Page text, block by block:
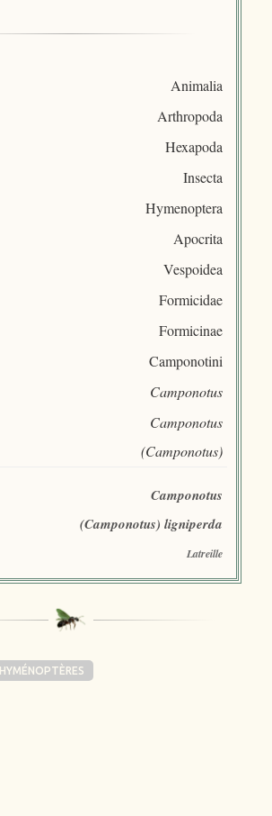
Animalia
Arthropoda
Hexapoda
Insecta
Hymenoptera
Apocrita
Vespoidea
Formicidae
Formicinae
Camponotini
Camponotus
Camponotus
(Camponotus)
Camponotus
(Camponotus) ligniperda
Latreille
HYMÉNOPTÈRES